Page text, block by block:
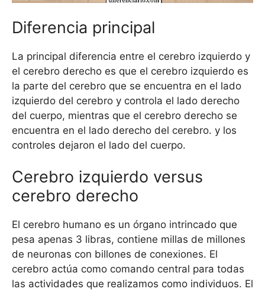
Diferencia principal
La principal diferencia entre el cerebro izquierdo y
el cerebro derecho es que el cerebro izquierdo es
la parte del cerebro que se encuentra en el lado
izquierdo del cerebro y controla el lado derecho
del cuerpo, mientras que el cerebro derecho se
encuentra en el lado derecho del cerebro. y los
controles dejaron el lado del cuerpo.
Cerebro izquierdo versus
cerebro derecho
El cerebro humano es un órgano intrincado que
pesa apenas 3 libras, contiene millas de millones
de neuronas con billones de conexiones. El
cerebro actúa como comando central para todas
las actividades que realizamos como individuos. El